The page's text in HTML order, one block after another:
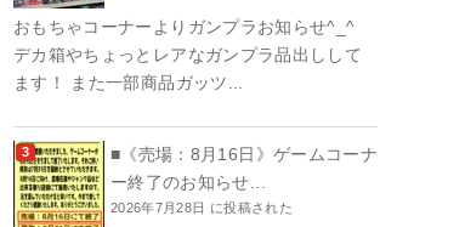
おもちゃコーナーよりガンプラお知らせ^_^
デカ箱やちょっとレアなガンプラ品出しして
ます！ また一部商品ガッツ...
■《売場：8月16日》ゲームコーナ
ー終了のお知らせ...
2026年7月28日 に投稿された